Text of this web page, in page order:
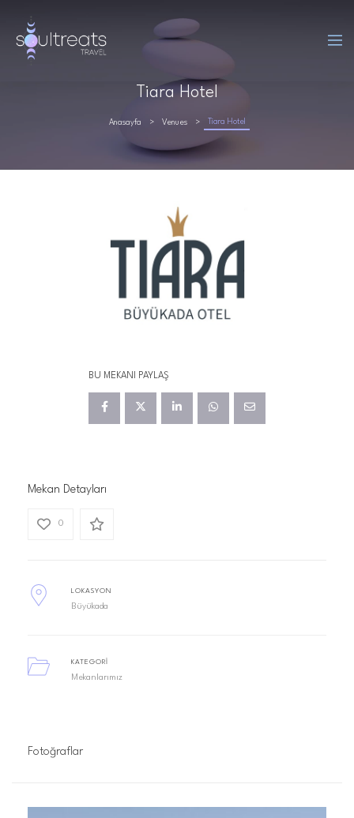
Tiara Hotel
Anasayfa Venues Tiara Hotel
BU MEKANI PAYLAŞ
Mekan Detayları
0
LOKASYON
Büyükada
KATEGORI
Mekanlarımız
Fotoğraflar